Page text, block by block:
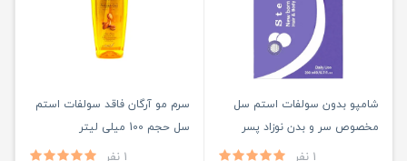
شامپو بدون سولفات استم سل
مخصوص سر و بدن نوزاد پسر
1 نفر
سرم مو آرگان فاقد سولفات استم
سل حجم 100 میلی لیتر
1 نفر